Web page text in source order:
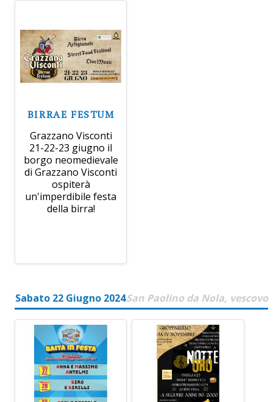
BIRRAE FESTUM
Grazzano Visconti
21-22-23 giugno il
borgo neomedievale
di Grazzano Visconti
ospiterà
un'imperdibile festa
della birra!
Sabato 22 Giugno 2024San Paolino da Nola, vescovo